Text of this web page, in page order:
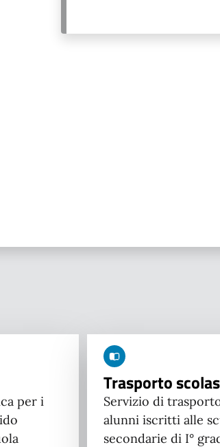
per i
Trasporto
Servizio di
alunni iscritti alle
secondarie di I°